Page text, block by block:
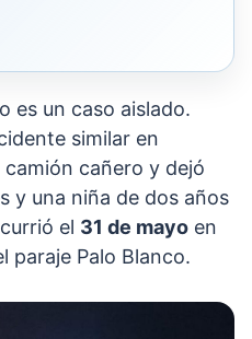
es un caso aislado.
similar en
cañero y dejó
y una niña de dos años
el 31 de mayo en
paraje Palo Blanco.